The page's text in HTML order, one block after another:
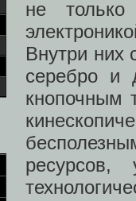
не
Внутри них
серебро и
кнопочным